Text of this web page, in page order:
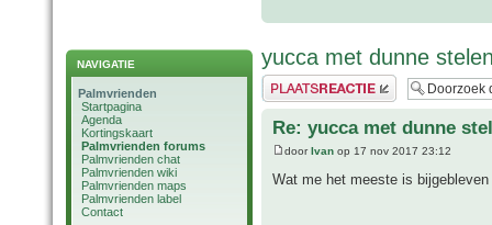
NAVIGATIE
Palmvrienden
Startpagina
Agenda
Kortingskaart
Palmvrienden forums
Palmvrienden chat
Palmvrienden wiki
Palmvrienden maps
Palmvrienden label
Contact
yucca met dunne
Plaats een reactie
Re: yucca met dunne
doorIvan op 17 nov 2017 23:12
Wat me het meeste is